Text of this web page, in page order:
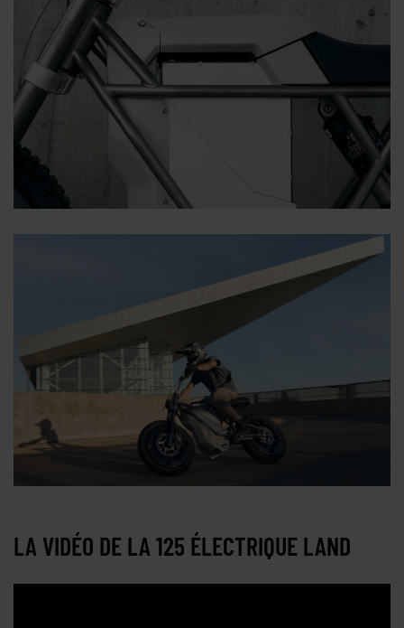
LA VIDÉO DE LA 125 ÉLECTRIQUE LAND